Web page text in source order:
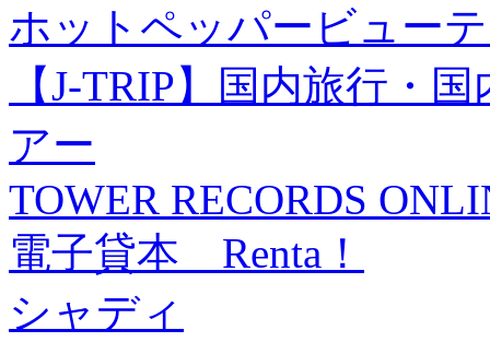
ホットペッパービュー
【J-TRIP】国内旅行・
アー
TOWER RECORDS
電子貸本 Renta！
シャディ